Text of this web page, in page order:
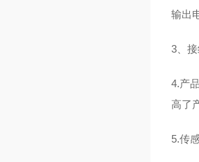
输出
3、
4.产
高了
5.传